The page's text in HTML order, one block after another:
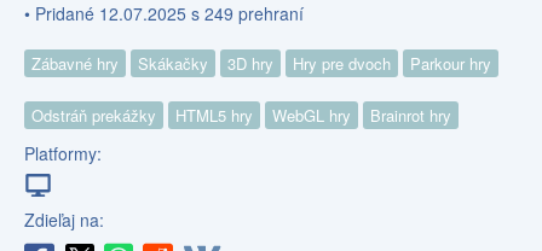
• Pridané 12.07.2025 s 249 prehraní
Zábavné hry Skákačky 3D hry Hry pre dvoch Parkour hry
Odstráň prekážky HTML5 hry WebGL hry Brainrot hry
Platformy:
Zdieľaj na: